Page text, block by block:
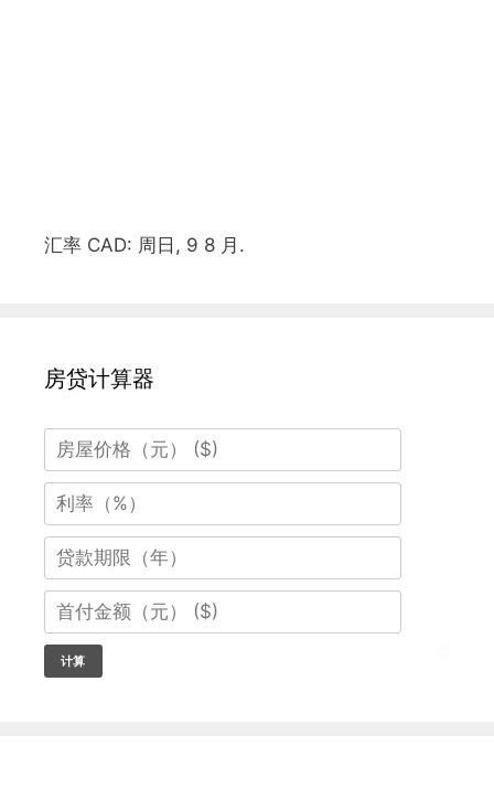
汇率 CAD: 周日, 9 8 月.
房贷计算器